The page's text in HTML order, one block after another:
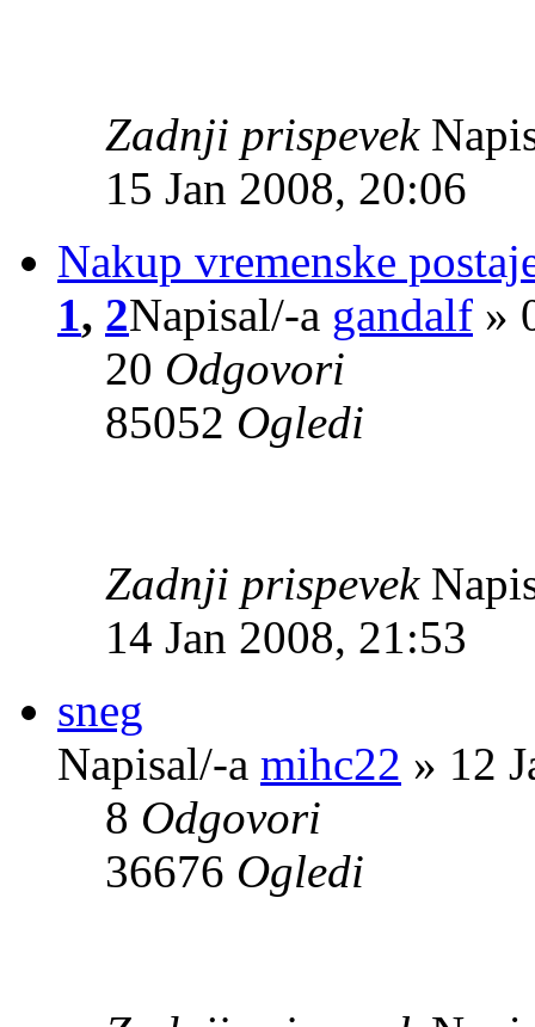
Zadnji prispevek
15 Jan 2008, 20:06
Nakup vremenske
1, 2Napisal/-a gandalf »
20 Odgovori
85052 Ogledi
Zadnji prispevek
14 Jan 2008, 21:53
sneg
Napisal/-a mihc22 » 12
8 Odgovori
36676 Ogledi